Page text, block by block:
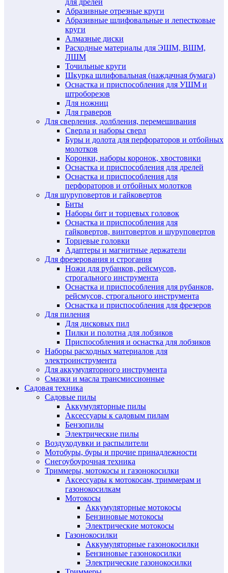
Абразивные отрезные круги
Абразивные шлифовальные и лепестковые
круги
Алмазные диски
Расходные материалы для ЭШМ, ВШМ,
ЛШМ
Точильные круги
Шкурка шлифовальная (наждачная бумага)
Оснастка и приспособления для УШМ и
штроборезов
Для ножниц
Для граверов
Для сверления, долбления, перемешивания
Сверла и наборы сверл
Буры и долота для перфораторов и отбойных
молотков
Коронки, наборы коронок, хвостовики
Оснастка и приспособления для дрелей
Оснастка и приспособления для
перфораторов и отбойных молотков
Для шуруповертов и гайковертов
Биты
Наборы бит и торцевых головок
Оснастка и приспособления для
гайковертов, винтовертов и шуруповертов
Торцевые головки
Адаптеры и магнитные держатели
Для фрезерования и строгания
Ножи для рубанков, рейсмусов,
строгального инструмента
Оснастка и приспособления для рубанков,
рейсмусов, строгального инструмента
Оснастка и приспособления для фрезеров
Для пиления
Для дисковых пил
Пилки и полотна для лобзиков
Приспособления и оснастка для лобзиков
Наборы расходных материалов для
электроинструмента
Для аккумуляторного инструмента
Смазки и масла трансмиссионные
Садовая техника
Садовые пилы
Аккумуляторные пилы
Аксессуары к садовым пилам
Бензопилы
Электрические пилы
Воздуходувки и распылители
Мотобуры, буры и прочие принадлежности
Снегоубоурочная техника
Триммеры, мотокосы и газонокосилки
Аксессуары к мотокосам, триммерам и
газонокосилкам
Мотокосы
Аккумуляторные мотокосы
Бензиновые мотокосы
Электрические мотокосы
Газонокосилки
Аккумуляторные газонокосилки
Бензиновые газонокосилки
Электрические газонокосилки